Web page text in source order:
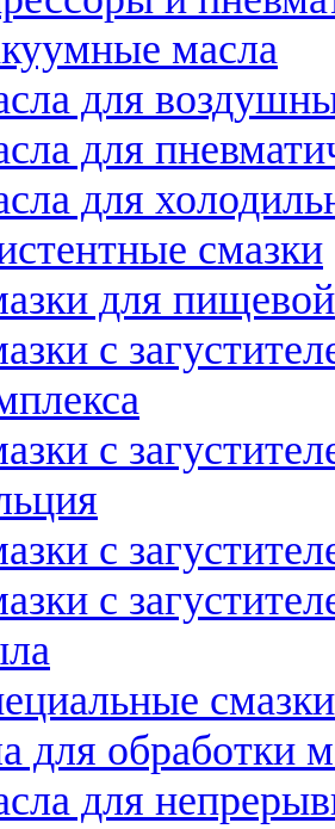
масла
для
для
для
смазки
для
с
с
с
с
смазки
для обработки
для